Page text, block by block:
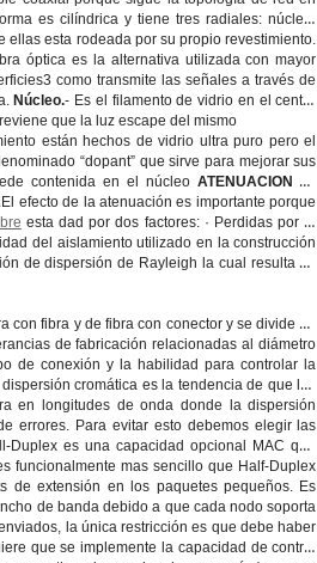
es cilíndrica y tiene tres radiales: núcleo,
ellas esta rodeada por su propio revestimiento.
óptica es la alternativa utilizada con mayor
como transmite las señales a través de
Núcleo.- Es el filamento de vidrio en el centro
que la luz escape del mismo
están hechos de vidrio ultra puro pero el
“dopant” que sirve para mejorar sus
contenida en el núcleoATENUACION La
efecto de la atenuación es importante porque
esta dad por dos factores: · Perdidas por el
del aislamiento utilizado en la construcción
de dispersión de Rayleigh la cual resulta de
fibra y de fibra con conector y se divide en
de fabricación relacionadas al diámetro
de conexión y la habilidad para controlar la
dispersión cromática es la tendencia de que las
en longitudes de onda donde la dispersión
errores. Para evitar esto debemos elegir las
Duplex es una capacidad opcional MAC que
funcionalmente mas sencillo que Half-Duplex
de extensión en los paquetes pequeños. Es
de banda debido a que cada nodo soporta
la única restricción es que debe haber
que se implemente la capacidad de control